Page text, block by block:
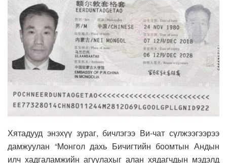
Хятадууд энэхүү зураг, бичлэгээ Ви-чат сүлжээгээрээ
дамжуулан “Монгол дахь Бичигтийн боомтын Андын
илч хадгаламжийн агуулахыг алан хядагчдын мэдэлд